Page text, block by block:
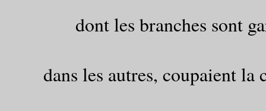
dont les branches sont
dans les autres, coupaient